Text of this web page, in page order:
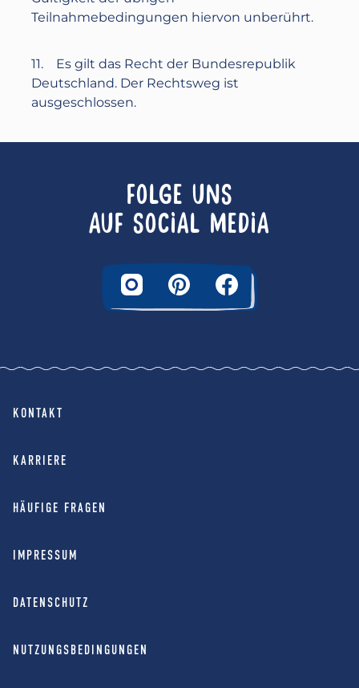
Teilnahmebedingungen hiervon unberührt.
11. Es gilt das Recht der Bundesrepublik
Deutschland. Der Rechtsweg ist
ausgeschlossen.
FOLGE UNS
AUF SOCIAL MEDIA
KONTAKT
KARRIERE
HÄUFIGE FRAGEN
IMPRESSUM
DATENSCHUTZ
NUTZUNGSBEDINGUNGEN